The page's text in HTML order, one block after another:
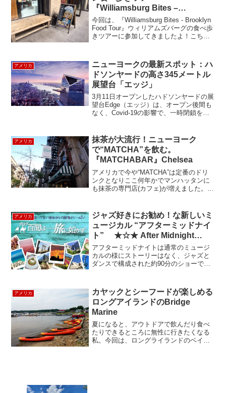
『Williamsburg Bites –
Brooklyn Food Tour』
今回は、『Williamsburg Bites - Brooklyn
Food Tour』ウィリアムズバーグの食べ歩
きツアーに参加してきましたよ！こちら
アメリカ
ニューヨークの最新スポット：ハ
ドソンヤードの高さ345メートル
展望台「エッジ」
3月11日オープンしたハドソンヤードの展
望台Edge（エッジ）は、オープン後間も
なく、Covid-19の影響で、一時閉鎖をし
はニューヨークの最新スポット、エッジ
を徹...
アメリカ
抹茶が大流行！ニューヨーク
で“MATCHA”を飲む。
『MATCHABAR』Chelsea
アメリカで今や“MATCHA”は定番のドリ
ンクとなりここ何年かでマンハッタンに
も抹茶の専門店(カフェ)が増えました。専
ようにあま～いのではなく、美味しい抹
茶ラテが飲める...
アメリカ
ジャズ好きにお勧め！な新しいミ
ュージカル “アフターミッドナイ
ト” ★☆★ After Midnight
★☆★
アフターミッドナイトは通常のミュージ
カルの様にストーリーはなく、ジャズと
ダンスで構成された約90分のショーで
マンスを繰り広げます。2014年2月9日ま
ではアメリカンア...
アメリカ
カヤックとシーフードが楽しめる
ロングアイランドのBridge
Marine
夏になると、アウトドアで飲んだり食べ
たりできるところに無性に行きたくなる
私。今回は、ロングライランドのベイビ